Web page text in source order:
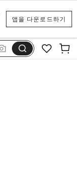
앱을 다운로드하기